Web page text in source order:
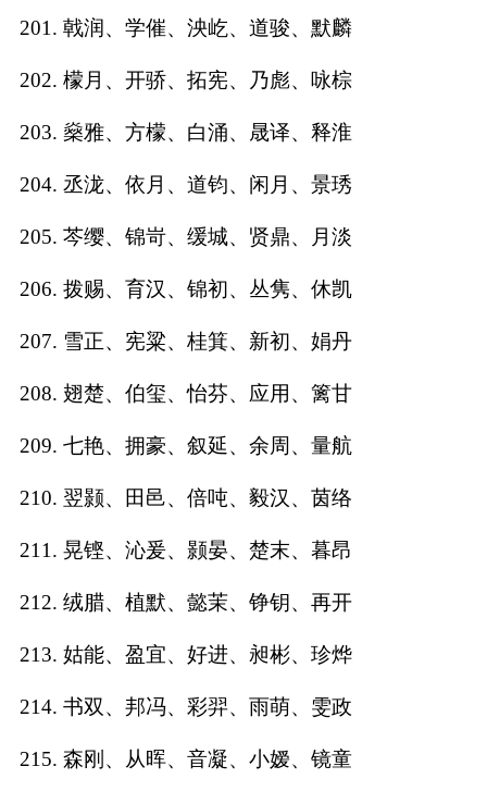
201. 戟润、学催、泱屹、道骏、默麟
202. 檬月、开骄、拓宪、乃彪、咏棕
203. 燊雅、方檬、白涌、晟译、释淮
204. 丞泷、依月、道钧、闲月、景琇
205. 芩缨、锦岢、缓城、贤鼎、月淡
206. 拨赐、育汉、锦初、丛隽、休凯
207. 雪正、宪粱、桂箕、新初、娟丹
208. 翅楚、伯玺、怡芬、应用、篱甘
209. 七艳、拥豪、叙延、余周、量航
210. 翌颢、田邑、倍吨、毅汉、茵络
211. 晃铿、沁爰、颢晏、楚末、暮昂
212. 绒腊、植默、懿茉、铮钥、再开
213. 姑能、盈宜、好进、昶彬、珍烨
214. 书双、邦冯、彩羿、雨萌、雯政
215. 森刚、从晖、音凝、小嫒、镜童